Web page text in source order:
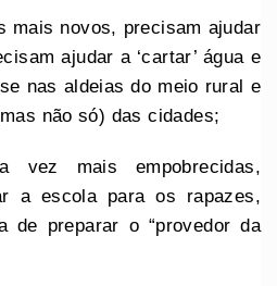
mais novos, precisam ajudar
ajudar a ‘cartar’ água e
nas aldeias do meio rural e
não só) das cidades;
vez mais empobrecidas,
a escola para os rapazes,
de preparar o “provedor da